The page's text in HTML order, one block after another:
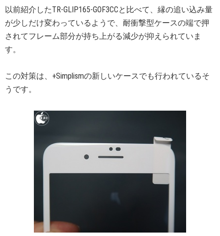
以前紹介したTR-GLIP165-GOF3CCと比べて、縁の追い込み量
が少しだけ変わっているようで、耐衝撃型ケースの端で押
されてフレーム部分が持ち上がる減少が抑えられていま
す。
この対策は、+Simplismの新しいケースでも行われているそ
うです。